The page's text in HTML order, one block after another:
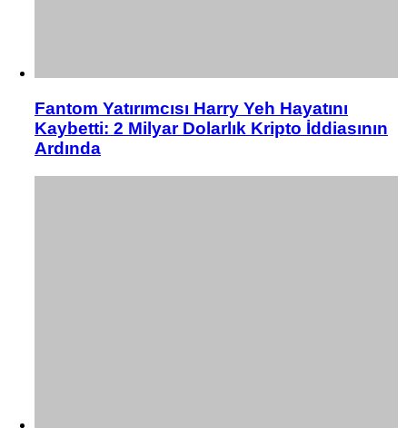
Fantom Yatırımcısı Harry Yeh Hayatını
Kaybetti: 2 Milyar Dolarlık Kripto İddiasının
Ardında